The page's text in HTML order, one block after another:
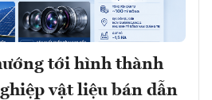
tới hình thành
vật liệu bán dẫn